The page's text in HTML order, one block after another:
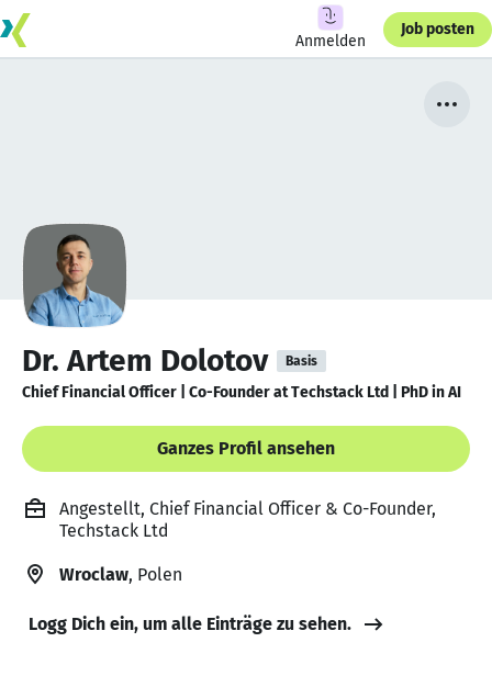
Anmelden
Job posten
Dr. Artem Dolotov Basis
Chief Financial Officer | Co-Founder at Techstack Ltd | PhD in AI
Ganzes Profil ansehen
Angestellt, Chief Financial Officer & Co-Founder,
Techstack Ltd
Wroclaw, Polen
Logg Dich ein, um alle Einträge zu sehen.